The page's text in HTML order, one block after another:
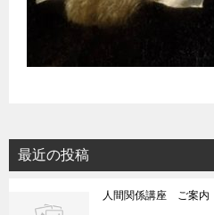
最近の投稿
人間関係講座 ご案内